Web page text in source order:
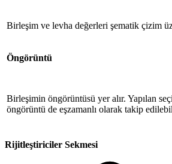
Birleşim ve levha değerleri şematik çizim
Öngörüntü
Birleşimin öngörüntüsü yer alır. Yapılan
öngörüntü de eşzamanlı olarak takip
Rijitleştiriciler Sekmesi